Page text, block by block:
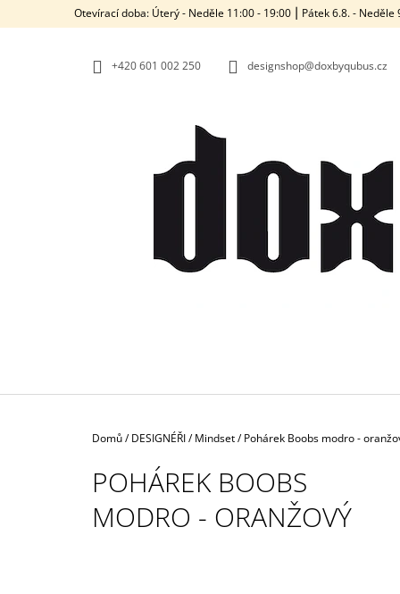
Otevírací doba: Úterý - Neděle 11:00 - 19:00 ⎮ Pátek 6.8. -
+420‭ 601 002 250 designshop@doxbyqubus.cz
Domů/ DESIGNÉŘI/ Mindset/ Pohárek Boobs modro -
POHÁREK BOOBS
MODRO - ORANŽOVÝ
O